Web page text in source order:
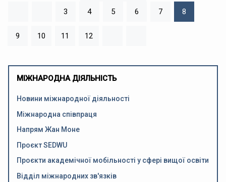
3 4 5 6 7 8
9 10 11 12
МІЖНАРОДНА ДІЯЛЬНІСТЬ
Новини міжнародної діяльності
Міжнародна співпраця
Напрям Жан Моне
Проєкт SEDWU
Проєкти академічної мобільності у сфері вищої освіти
Відділ міжнародних зв'язків